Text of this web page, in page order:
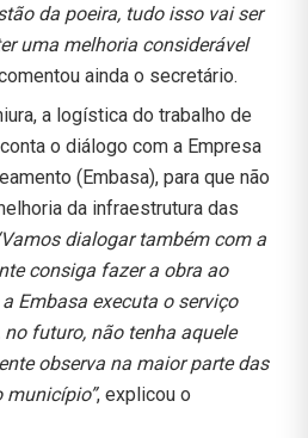
da poeira, tudo isso vai ser
uma melhoria considerável
ainda o secretário.
a logística do trabalho de
o diálogo com a Empresa
(Embasa), para que não
da infraestrutura das
dialogar também com a
consiga fazer a obra ao
Embasa executa o serviço
no futuro, não tenha aquele
observa na maior parte das
município”, explicou o